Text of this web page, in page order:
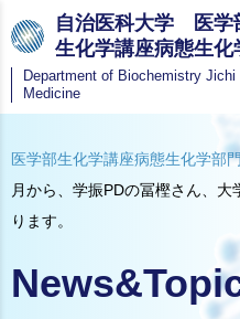
自治医科大学 医学
生化学講座病態生化
Department of Biochemistry Jichi
Medicine
医学部生化学講座病態生化学部
月から、学振PDの冨樫さん、
ります。